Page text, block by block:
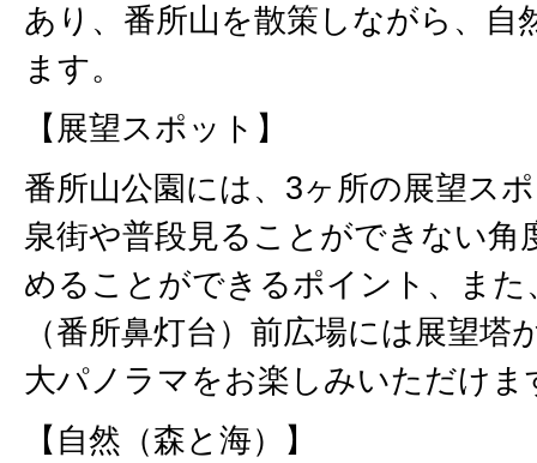
あり、番所山を散策しながら、自
ます。
【展望スポット】
番所山公園には、3ヶ所の展望ス
泉街や普段見ることができない角
めることができるポイント、また
（番所鼻灯台）前広場には展望塔
大パノラマをお楽しみいただけま
【自然（森と海）】